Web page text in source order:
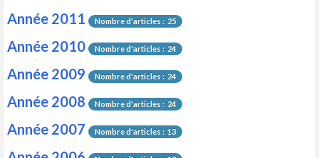
Année 2011 Nombre d'articles : 25
Année 2010 Nombre d'articles : 24
Année 2009 Nombre d'articles : 24
Année 2008 Nombre d'articles : 24
Année 2007 Nombre d'articles : 13